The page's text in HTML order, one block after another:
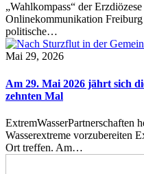
„Wahlkompass“ der
Onlinekommunikation
politische…
Mai 29, 2026
Am 29. Mai 2026 jährt sich
zehnten Mal
ExtremWasserPartnerschaften
Wasserextreme vorzubereiten
Ort treffen. Am…